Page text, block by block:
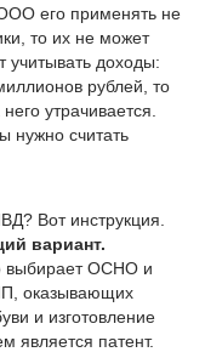
его применять не
то их не может
учитывать доходы:
рублей, то
утрачивается.
нужно считать
Вот инструкция.
вариант.
выбирает ОСНО и
оказывающих
и изготовление
является патент.